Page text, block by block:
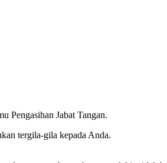
Pengasihan Jabat Tangan.
tergila-gila kepada Anda.